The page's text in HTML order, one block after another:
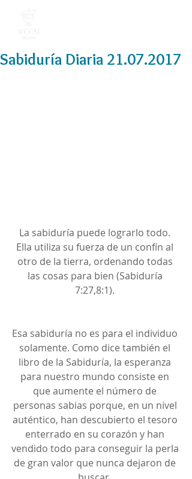
Sabiduría Diaria 21.07.2017
La sabiduría puede lograrlo todo.
Ella utiliza su fuerza de un confín al
otro de la tierra, ordenando todas
las cosas para bien (Sabiduría
7:27,8:1).
Esa sabiduría no es para el individuo
solamente. Como dice también el
libro de la Sabiduría, la esperanza
para nuestro mundo consiste en
que aumente el número de
personas sabias porque, en un nivel
auténtico, han descubierto el tesoro
enterrado en su corazón y han
vendido todo para conseguir la perla
de gran valor que nunca dejaron de